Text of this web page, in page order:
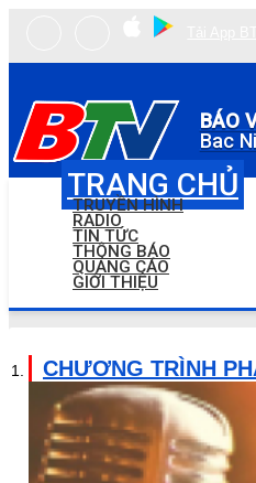
BÁO
Bac
TRANG CHỦ
TRUYỀN HÌNH
RADIO
TIN TỨC
THÔNG BÁO
QUẢNG CÁO
GIỚI THIỆU
CHƯƠNG TRÌNH